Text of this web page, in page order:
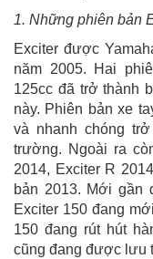
1. Những phiên bản
Exciter được
năm 2005. Hai
125cc đã trở thành
này. Phiên bản xe
và nhanh chóng
trường. Ngoài ra
2014, Exciter R
bản 2013. Mới gần
Exciter 150 đang
150 đang rút hút
cũng đang được lưu